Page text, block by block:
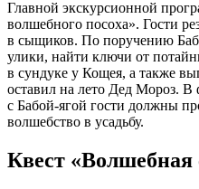
Главной экскурсионной
волшебного посоха». Гости
в сыщиков. По поручению
улики, найти ключи от
в сундуке у Кощея, а также
оставил на лето Дед Мороз.
с Бабой-ягой гости должны
волшебство в усадьбу.
Квест «Волшебная